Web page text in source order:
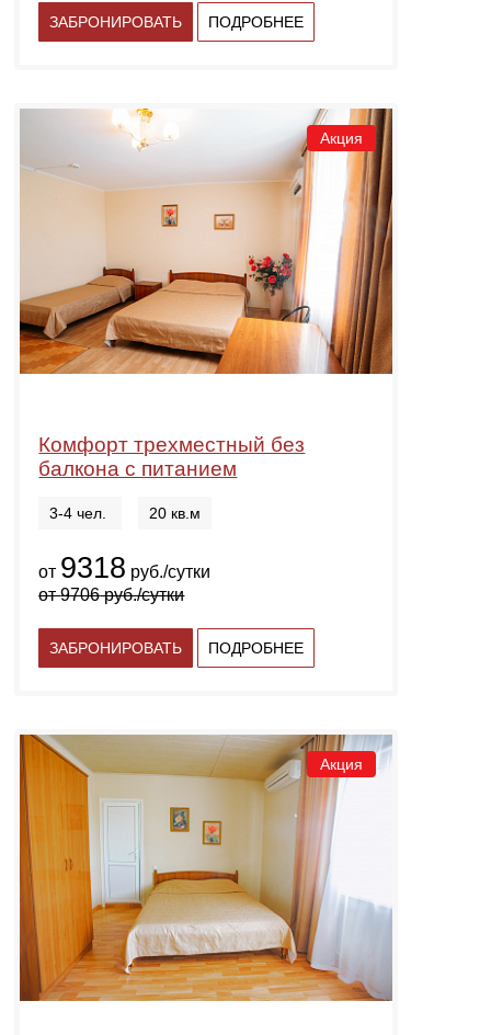
ЗАБРОНИРОВАТЬ ПОДРОБНЕЕ
Акция
Комфорт трехместный без
балкона с питанием
3-4 чел. 20 кв.м
от 9318 руб./сутки
от9706руб./сутки
ЗАБРОНИРОВАТЬ ПОДРОБНЕЕ
Акция